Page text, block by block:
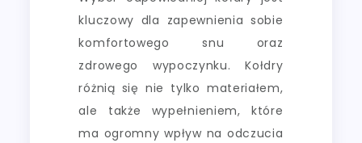
kluczowy dla zapewnienia sobie
komfortowego snu oraz
zdrowego wypoczynku. Kołdry
różnią się nie tylko materiałem,
ale także wypełnieniem, które
ma ogromny wpływ na odczucia